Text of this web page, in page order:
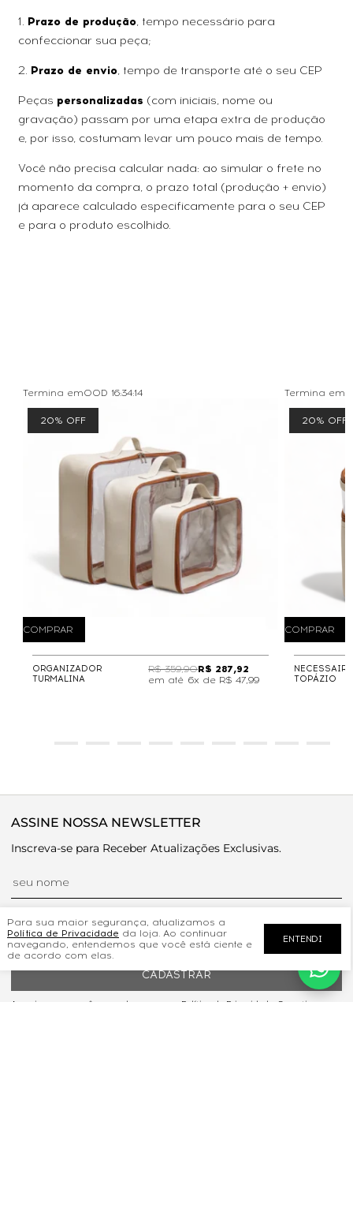
Para sua maior segurança, atualizamos a
Política de Privacidade da loja. Ao continuar
navegando, entendemos que você está ciente e
de acordo com elas.
ENTENDI
1. Prazo de produção, tempo necessário para
confeccionar sua peça;
2. Prazo de envio, tempo de transporte até o seu CEP
Peças personalizadas (com iniciais, nome ou
gravação) passam por uma etapa extra de produção
e, por isso, costumam levar um pouco mais de tempo.
Você não precisa calcular nada: ao simular o frete no
momento da compra, o prazo total (produção + envio)
já aparece calculado especificamente para o seu CEP
e para o produto escolhido.
20% OFF
COMPRAR
ORGANIZADOR
TURMALINA
R$ 359,90R$ 287,92
6x de R$ 47,99
Termina em00D 16:34:14
20% OFF
COMPRAR
NECESSAIRE
TOPÁZIO
Termina em
ASSINE NOSSA NEWSLETTER
Inscreva-se para Receber Atualizações Exclusivas.
CADASTRAR
Ao se inscrever, você concorda com nossa Política de Privacidade. Garantimos